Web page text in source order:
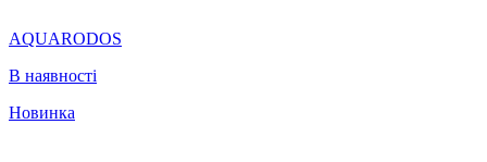
AQUARODOS
В наявності
Новинка